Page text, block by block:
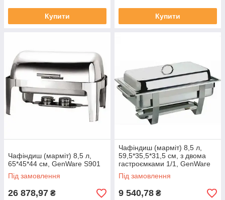
Купити Купити
Чафіндиш (марміт) 8,5 л,
65*45*44 см, GenWare S901
Під замовлення
26 878,97 ₴
Чафіндиш (марміт) 8,5 л,
59,5*35,5*31,5 см, з двома
гастроємками 1/1, GenWare
11389TWIN
Під замовлення
9 540,78 ₴